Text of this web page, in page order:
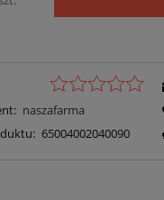
naszafarma
65004002040090